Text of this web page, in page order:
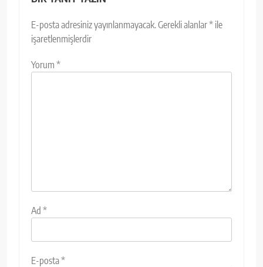
E-posta adresiniz yayınlanmayacak.Gerekli alanlar* ile
işaretlenmişlerdir
Yorum *
Ad *
E-posta*